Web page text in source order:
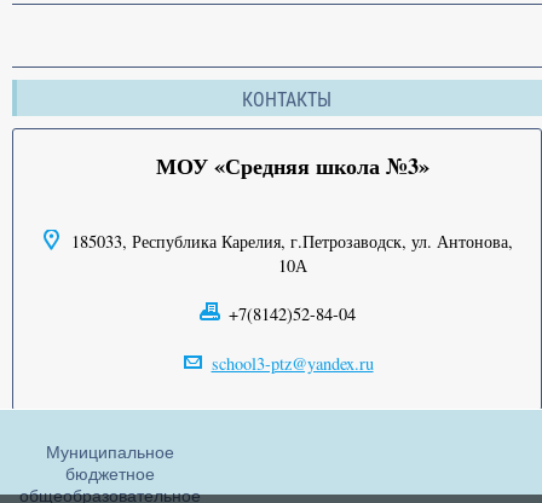
КОНТАКТЫ
МОУ «Средняя школа №3»
185033, Республика Карелия, г.Петрозаводск, ул. Антонова,
10А
+7(8142)52-84-04
school3-ptz@yandex.ru
Муниципальное
бюджетное
общеобразовательное